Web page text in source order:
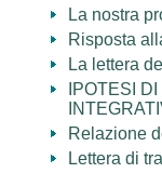
La nostra
Risposta
La lettera
IPOTESI
Relazione
Lettera di